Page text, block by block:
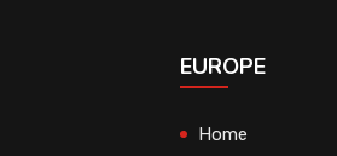
EUROPE
Home